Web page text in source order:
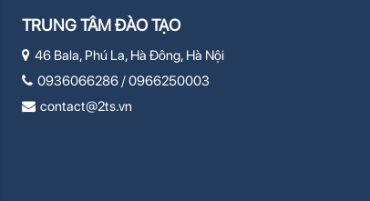
TRUNG TÂM ĐÀO TẠO
46 Bala, Phú La, Hà Đông, Hà Nội
0936066286 / 0966250003
contact@2ts.vn